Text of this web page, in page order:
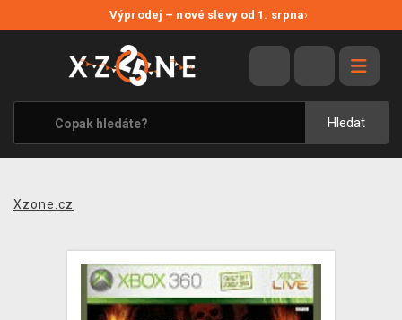
Výprodej – nové slevy od 1. srpna›
Hledat
VÝPRODEJ
VIDEOHRY
XZONE ORIGINALS
TÉMATIKY
SPOLEČENSKÉ HRY
Xzone.cz